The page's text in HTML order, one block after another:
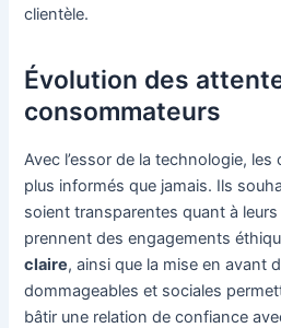
clientèle.
Évolution des
consommateurs
Avec l’essor de la technologie,
plus informés que jamais. Ils
soient transparentes quant à leurs
prennent des engagements
claire, ainsi que la mise en avant
dommageables et sociales
bâtir une relation de confiance